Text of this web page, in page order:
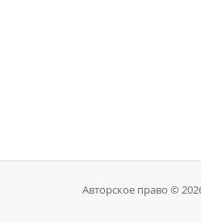
Авторское право ©